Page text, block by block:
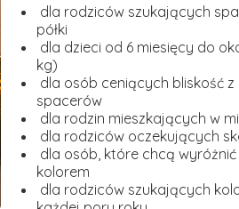
dla rodziców szukających
półki
dla dzieci od 6 miesięcy do
kg)
dla osób ceniących bliskość
spacerów
dla rodzin mieszkających w
dla rodziców oczekujących
dla osób, które chcą wyróżnić
kolorem
dla rodziców szukających